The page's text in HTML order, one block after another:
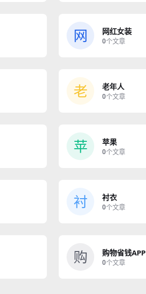
网 网红女装
0个文章
老 老年人
0个文章
苹 苹果
0个文章
衬 衬衣
0个文章
购 购物省钱APP
0个文章